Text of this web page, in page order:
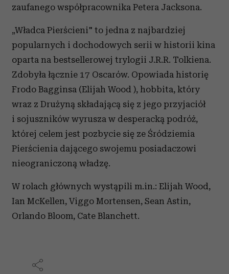
zaufanego współpracownika Petera Jacksona.
„Władca Pierścieni" to jedna z najbardziej
popularnych i dochodowych serii w historii kina
oparta na bestsellerowej trylogii J.R.R. Tolkiena.
Zdobyła łącznie 17 Oscarów. Opowiada historię
Frodo Bagginsa (Elijah Wood ), hobbita, który
wraz z Drużyną składającą się z jego przyjaciół
i sojuszników wyrusza w desperacką podróż,
której celem jest pozbycie się ze Śródziemia
Pierścienia dającego swojemu posiadaczowi
nieograniczoną władzę.
W rolach głównych wystąpili m.in.: Elijah Wood,
Ian McKellen, Viggo Mortensen, Sean Astin,
Orlando Bloom, Cate Blanchett.